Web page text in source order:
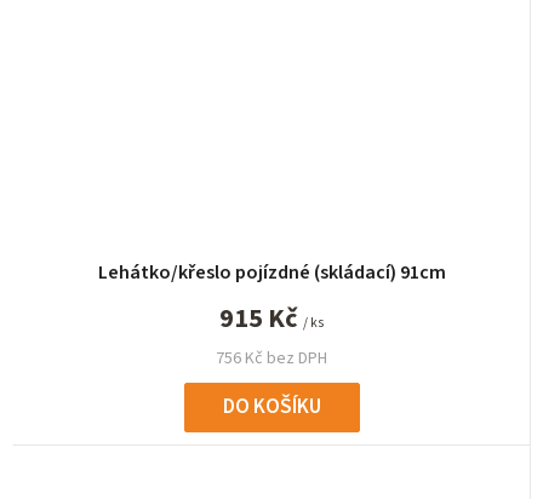
Lehátko/křeslo pojízdné (skládací) 91cm
756 Kč bez DPH
915 Kč / ks
DO KOŠÍKU